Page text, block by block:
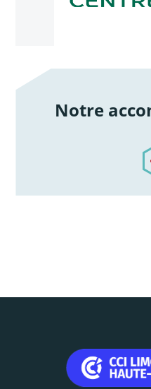
Notre
/notre-